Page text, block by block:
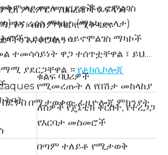
ምርምር ማህበረሰቦችን ፍላጎት
በስነምግባር የሚተዳደሩ
እናቀርባለን።
ላይ የዋሉ ዝርያዎች ሲኖሞልገስ
እና ሬሰስ ማካከስ (ማካካ ሙላታ)
ይሰጣሉ። ሳይኖሞልገስ ማካኮች
ተመሳሳይነት ዋጋ ተሰጥቷቸዋል ፣ ይህም
ያደርጋቸዋል ። የቶክሲኮሎጂ
የሚመረጡት ለ የበሽታ መከላከያ
በደንብ በሚታወቀው ፊዚዮሎጂ ምክንያት
ቁልፍ ባህሪዎች
ለሰዎች የጄኔቲክ ቅርበት, የተረጋጋ
የእርባታ መስመሮች
በጣም ተለይቶ የሚታወቅ